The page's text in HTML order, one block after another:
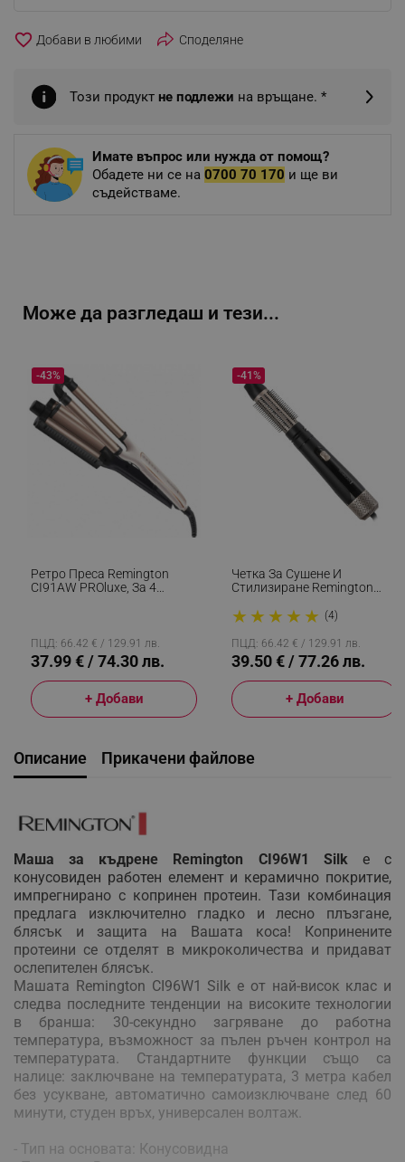
favorite_border Споделяне
Този продукт не подлежи на връщане. *
Имате въпрос или нужда от помощ?
Обадете ни се на 0700 70 170 и ще ви
съдействаме.
Може да разгледаш и тези...
Ретро Преса Remington
CI91AW PROluxe, За 4
-43%
ПЦД: 66.42 € / 129.91 лв.
37.99 € / 74.30 лв.
+ Добави
Четка За Сушене И
Стилизиране Remington
1000 W, Йонизация, Cool
Shot, Аксесоари, Черен
★ ★ ★ ★ ★ (4)
-41%
ПЦД: 66.42 € / 129.91 лв.
39.50 € / 77.26 лв.
+ Добави
Описание Прикачени файлове
Маша за къдрене Remington CI96W1 Silk е с
конусовиден работен елемент и керамично покритие,
импрегнирано с копринен протеин. Тази комбинация
предлага изключително гладко и лесно плъзгане,
блясък и защита на Вашата коса! Копринените
протеини се отделят в микроколичества и придават
ослепителен блясък.
Машата Remington CI96W1 Silk е от най-висок клас и
следва последните тенденции на високите технологии
в бранша: 30-секундно загряване до работна
температура, възможност за пълен ръчен контрол на
температурата. Стандартните функции също са
налице: заключване на температурата, 3 метра кабел
без усукване, автоматично самоизключване след 60
минути, студен връх, универсален волтаж.
- Тип на основата: Конусовидна